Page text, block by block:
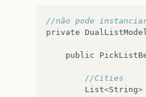
//não pode
private DualListModel
public
//Cities
List<String>